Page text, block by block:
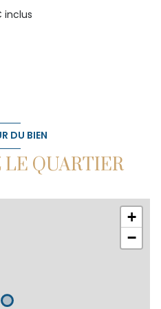
inclus
DU BIEN
QUARTIER
+
−